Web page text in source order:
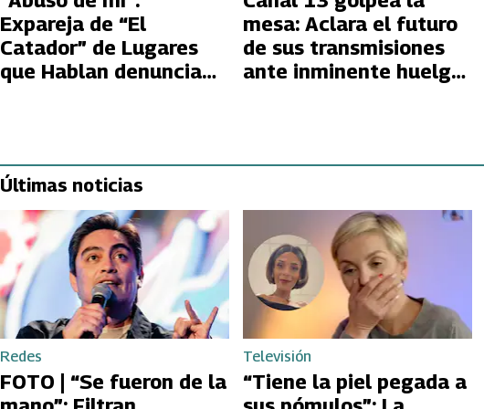
Expareja de “El
Catador” de Lugares
que Hablan denuncia
mesa: Aclara el futuro
de sus transmisiones
ante inminente huelga
Últimas noticias
Redes
FOTO | “Se fueron de la
Televisión
“Tiene la piel pegada a